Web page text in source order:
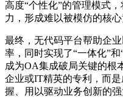
高度“个性化”的管理模式
力，形成难以被模仿的核心
最终，无代码平台帮助企
率，同时实现了“一体化”
成为OA集成破局关键的根
企业或IT精英的专利，而
握、用以驱动业务创新的强